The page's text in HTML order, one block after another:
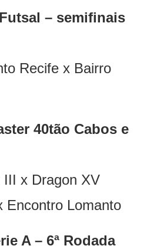
– semifinais
Recife x Bairro
40tão Cabos e
x Dragon XV
Encontro Lomanto
A – 6ª Rodada